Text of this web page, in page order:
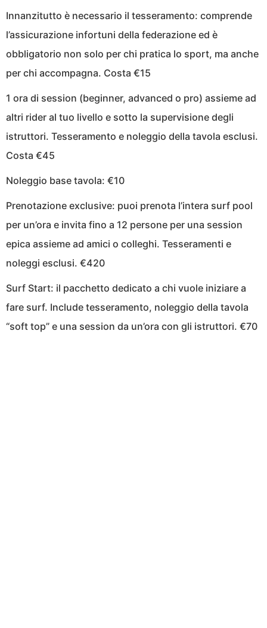
Innanzitutto è necessario il tesseramento: comprende
l’assicurazione infortuni della federazione ed è
obbligatorio non solo per chi pratica lo sport, ma anche
per chi accompagna. Costa €15
1 ora di session (beginner, advanced o pro) assieme ad
altri rider al tuo livello e sotto la supervisione degli
istruttori. Tesseramento e noleggio della tavola esclusi.
Costa €45
Noleggio base tavola: €10
Prenotazione exclusive: puoi prenota l’intera surf pool
per un’ora e invita fino a 12 persone per una session
epica assieme ad amici o colleghi. Tesseramenti e
noleggi esclusi. €420
Surf Start: il pacchetto dedicato a chi vuole iniziare a
fare surf. Include tesseramento, noleggio della tavola
“soft top” e una session da un’ora con gli istruttori. €70